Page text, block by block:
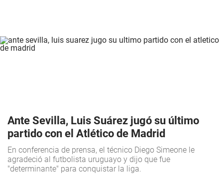
Ante Sevilla, Luis Suárez jugó su último
partido con el Atlético de Madrid
En conferencia de prensa, el técnico Diego Simeone le
agradeció al futbolista uruguayo y dijo que fue
"determinante" para conquistar la liga.